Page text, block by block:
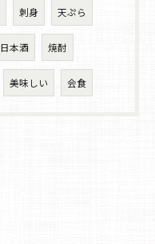
刺身 天ぷら
日本酒 焼酎
美味しい 会食